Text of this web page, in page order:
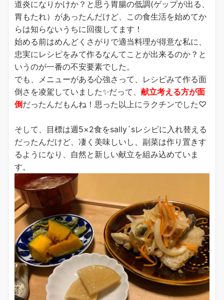
道炎になりかけか？と思う胃腸の低調(ゲップが出る、
胃もたれ）があったんだけど、この食生活を始めてか
らは知らないうちに回復してます！
始める前はめんどくさがりで適当料理が得意な私に、
忠実にレシピをみて作るなんてことが出来るのか？と
いうのが一番の不安要素でした。
でも、メニューがある心強さって、レシピみて作る面
倒さを凌駕していました✨だって、 献立考える方が面
倒だったんだもんね！思った以上にラクチンでした♡
そして、目標は週5×2食をsally´sレシピに入れ替える
だったんだけど、凄く美味しいし、副菜は作り置きす
るようになり、自然と新しい献立を組み込めていま
す。